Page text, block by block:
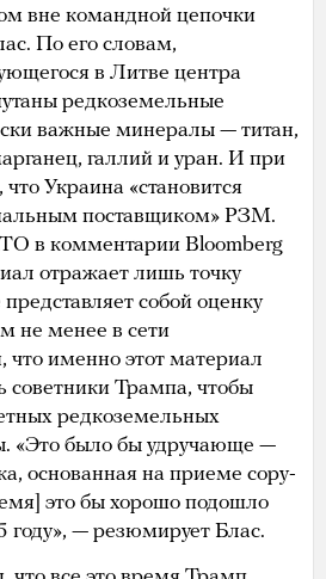
вне командной цепочки
По его словам,
в Литве центра
редкоземельные
важные минералы — титан,
галлий и уран. И при
Украина «становится
поставщиком» РЗМ.
в комментарии Bloomberg
отражает лишь точку
собой оценку
не менее в сети
что именно этот материал
советники Трампа, чтобы
редкоземельных
«Это было бы удручающе —
основанная на приеме copy-
это бы хорошо подошло
году», — резюмирует Блас.